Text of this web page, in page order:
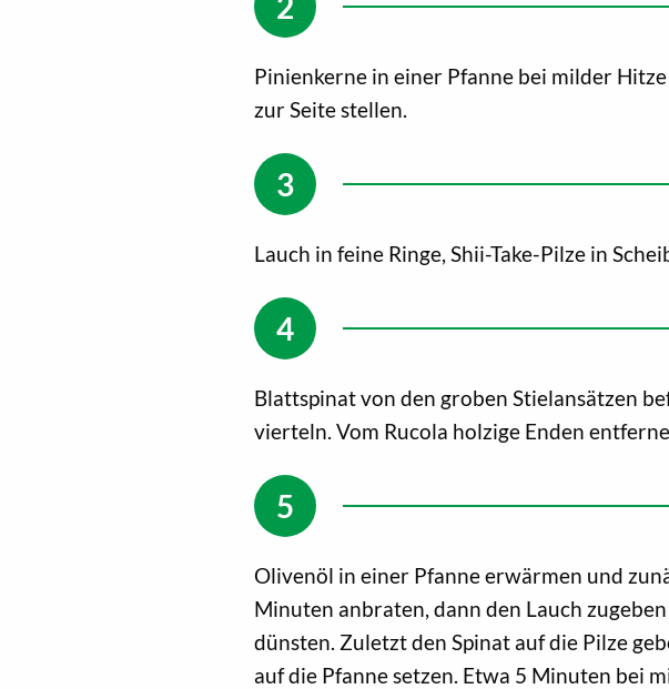
Pinienkerne in einer Pfanne bei milder
zur Seite stellen.
Lauch in feine Ringe, Shii-Take-Pilze in
Blattspinat von den groben Stielansätzen
vierteln. Vom Rucola holzige Enden
Olivenöl in einer Pfanne erwärmen und
Minuten anbraten, dann den Lauch
dünsten. Zuletzt den Spinat auf die Pilze
auf die Pfanne setzen. Etwa 5 Minuten bei